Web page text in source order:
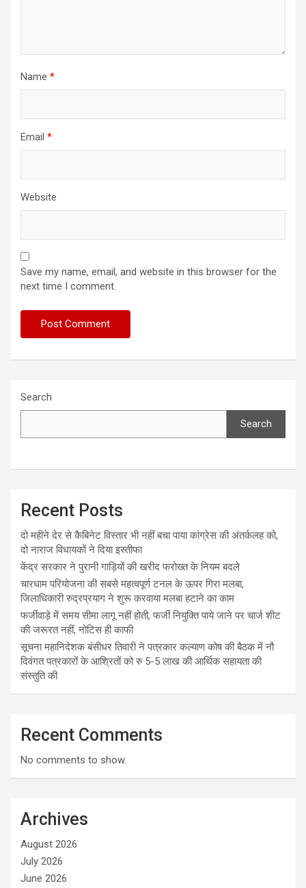
Name *
Email *
Website
Save my name, email, and website in this browser for the
next time I comment.
Search
Search
Recent Posts
दो महीने देर से कैबिनेट विस्तार भी नहीं बचा पाया कांग्रेस की अंतर्कलह को,
दो नाराज विधायकों ने दिया इस्तीफा
केंद्र सरकार ने पुरानी गाड़ियों की खरीद फरोख्त के नियम बदले
चारधाम परियोजना की सबसे महत्वपूर्ण टनल के ऊपर गिरा मलबा,
जिलाधिकारी रुद्रप्रयाग ने शुरू करवाया मलबा हटाने का काम
फर्जीवाड़े में समय सीमा लागू नहीं होती, फर्जी नियुक्ति पाये जाने पर चार्ज शीट
की जरूरत नहीं, नोटिस ही काफी
सूचना महानिदेशक बंसीधर तिवारी ने पत्रकार कल्याण कोष की बैठक में नौ
दिवंगत पत्रकारों के आश्रितों को रु 5-5 लाख की आर्थिक सहायता की
संस्तुति की
Recent Comments
No comments to show.
Archives
August 2026
July 2026
June 2026